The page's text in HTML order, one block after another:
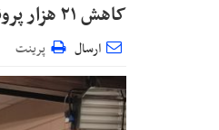
کاهش ۲۱ هزار پرونده قضایی در کردستان
ارسال پرینت